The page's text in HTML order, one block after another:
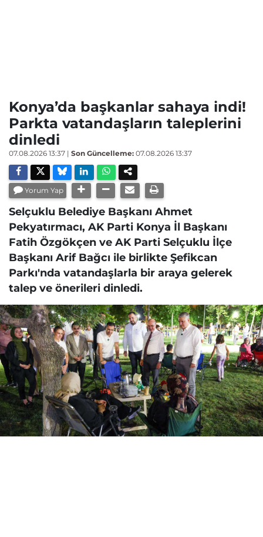
Konya’da başkanlar sahaya indi!
Parkta vatandaşların taleplerini
dinledi
07.08.2026 13:37 | Son Güncelleme: 07.08.2026 13:37
Yorum Yap
Selçuklu Belediye Başkanı Ahmet
Pekyatırmacı, AK Parti Konya İl Başkanı
Fatih Özgökçen ve AK Parti Selçuklu İlçe
Başkanı Arif Bağcı ile birlikte Şefikcan
Parkı'nda vatandaşlarla bir araya gelerek
talep ve önerileri dinledi.